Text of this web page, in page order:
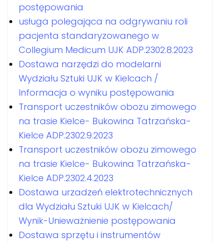
postępowania
usługa polegająca na odgrywaniu roli
pacjenta standaryzowanego w
Collegium Medicum UJK ADP.2302.8.2023
Dostawa narzędzi do modelarni
Wydziału Sztuki UJK w Kielcach /
Informacja o wyniku postępowania
Transport uczestników obozu zimowego
na trasie Kielce- Bukowina Tatrzańska-
Kielce ADP.2302.9.2023
Transport uczestników obozu zimowego
na trasie Kielce- Bukowina Tatrzańska-
Kielce ADP.2302.4.2023
Dostawa urzadzeń elektrotechnicznych
dla Wydziału Sztuki UJK w Kielcach/
Wynik-Unieważnienie postępowania
Dostawa sprzętu i instrumentów